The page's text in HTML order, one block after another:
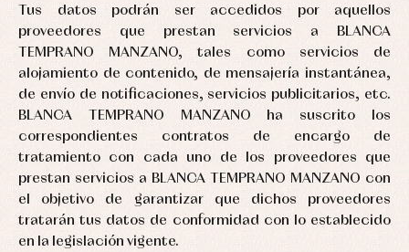
Tus datos podrán ser accedidos por aquellos
proveedores que prestan servicios a BLANCA
TEMPRANO MANZANO, tales como servicios de
alojamiento de contenido, de mensajería instantánea,
de envío de notificaciones, servicios publicitarios, etc.
BLANCA TEMPRANO MANZANO ha suscrito los
correspondientes contratos de encargo de
tratamiento con cada uno de los proveedores que
prestan servicios a BLANCA TEMPRANO MANZANO con
el objetivo de garantizar que dichos proveedores
tratarán tus datos de conformidad con lo establecido
en la legislación vigente.
shirts
and
bodysuits,
pyjamas...
and
party
Blouses
shirts
Dresses
Jackets
pullovers
Sets
Swimwear
Underwear
Warm
and